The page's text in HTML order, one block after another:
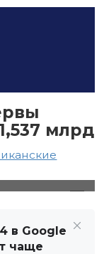
млрд
в Google
чаще